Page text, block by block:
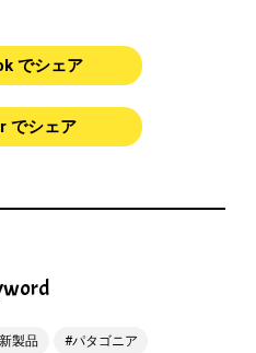
でシェア
でシェア
新製品 パタゴニア